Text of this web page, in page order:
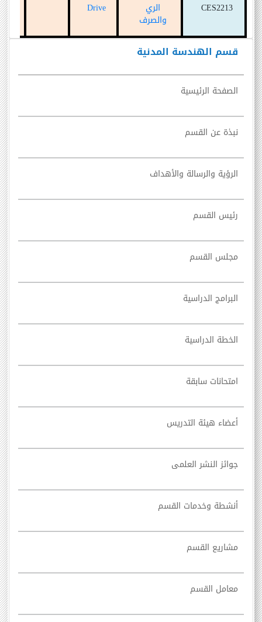
قسم الهندسة المدنية
الصفحة الرئيسية
نبذة عن القسم
الرؤية والرسالة والأهداف
رئيس القسم
مجلس القسم
البرامج الدراسية
الخطة الدراسية
امتحانات سابقة
أعضاء هيئة التدريس
جوائز النشر العلمى
أنشطة وخدمات القسم
مشاريع القسم
معامل القسم
CES2213 الري
والصرف
Drive